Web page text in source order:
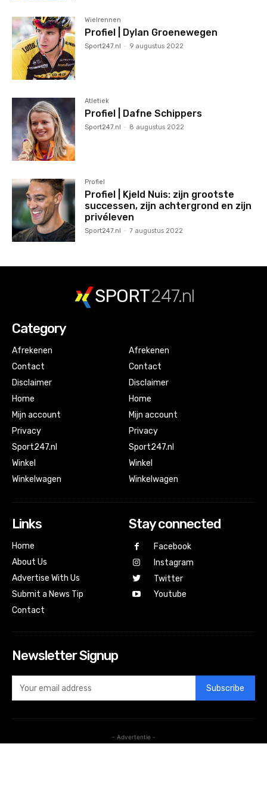
Wielrennen
Profiel | Dylan Groenewegen
Sport247.nl - 9 augustus 2022
Atletiek
Profiel | Dafne Schippers
Sport247.nl - 8 augustus 2022
Profiel
Profiel | Kjeld Nuis: zijn grootste
successen, zijn achtergrond en zijn
privéleven
Sport247.nl - 7 augustus 2022
SPORT247.nl
Category
Afrekenen
Contact
Disclaimer
Home
Mijn account
Privacy
Sport247.nl
Winkel
Winkelwagen
Afrekenen
Contact
Disclaimer
Home
Mijn account
Privacy
Sport247.nl
Winkel
Winkelwagen
Links
Home
About Us
Advertise With Us
Submit a News Tip
Contact
Stay connected
Facebook
Instagram
Twitter
Youtube
Newsletter Signup
Subscribe
- Advertentie -